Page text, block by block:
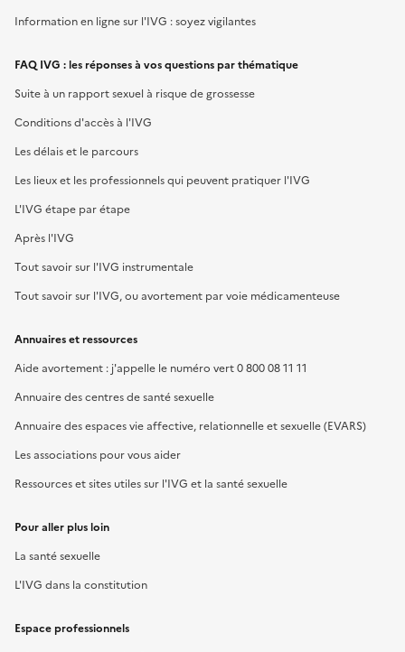
Information en ligne sur l'IVG : soyez vigilantes
FAQ IVG : les réponses à vos questions par thématique
Suite à un rapport sexuel à risque de grossesse
Conditions d'accès à l'IVG
Les délais et le parcours
Les lieux et les professionnels qui peuvent pratiquer l'IVG
L'IVG étape par étape
Après l'IVG
Tout savoir sur l'IVG instrumentale
Tout savoir sur l'IVG, ou avortement par voie médicamenteuse
Annuaires et ressources
Aide avortement : j'appelle le numéro vert 0 800 08 11 11
Annuaire des centres de santé sexuelle
Annuaire des espaces vie affective, relationnelle et sexuelle (EVARS)
Les associations pour vous aider
Ressources et sites utiles sur l'IVG et la santé sexuelle
Pour aller plus loin
La santé sexuelle
L'IVG dans la constitution
Espace professionnels